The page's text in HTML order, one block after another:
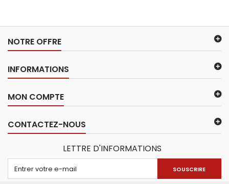
NOTRE OFFRE
INFORMATIONS
MON COMPTE
CONTACTEZ-NOUS
LETTRE D'INFORMATIONS
SOUSCRIRE